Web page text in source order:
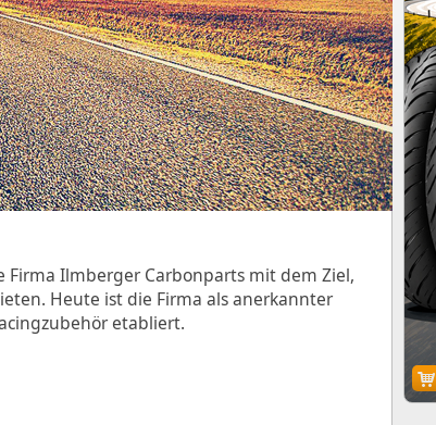
Ilmberger Carbonparts mit dem Ziel,
Heute ist die Firma als anerkannter
etabliert.